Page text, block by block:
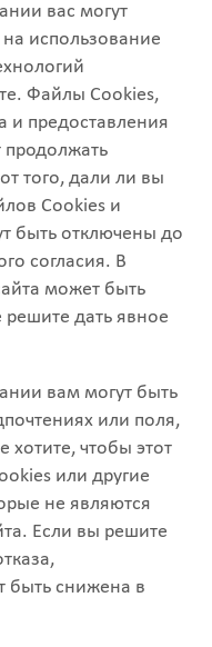
вас могут
на использование
Файлы Cookies,
и предоставления
продолжать
того, дали ли вы
Cookies и
быть отключены до
согласия. В
может быть
дать явное
вам могут быть
или поля,
хотите, чтобы этот
или другие
не являются
Если вы решите
быть снижена в